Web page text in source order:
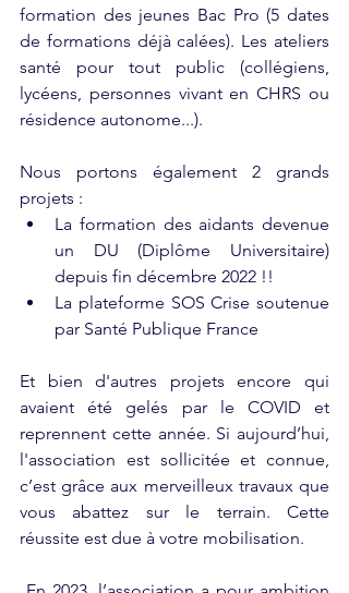
formation des jeunes Bac Pro (5 dates
de formations déjà calées). Les ateliers
santé pour tout public (collégiens,
lycéens, personnes vivant en CHRS ou
résidence autonome...).
Nous portons également 2 grands
projets :
La formation des aidants devenue
un DU (Diplôme Universitaire)
depuis fin décembre 2022 !!
La plateforme SOS Crise soutenue
par Santé Publique France
Et bien d'autres projets encore qui
avaient été gelés par le COVID et
reprennent cette année. Si aujourd’hui,
l'association est sollicitée et connue,
c’est grâce aux merveilleux travaux que
vous abattez sur le terrain. Cette
réussite est due à votre mobilisation.